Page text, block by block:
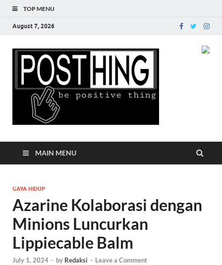
TOP MENU
August 7, 2026
MAIN MENU
GAYA HIDUP
Azarine Kolaborasi dengan
Minions Luncurkan
Lippiecable Balm
July 1, 2024 - by Redaksi - Leave a Comment